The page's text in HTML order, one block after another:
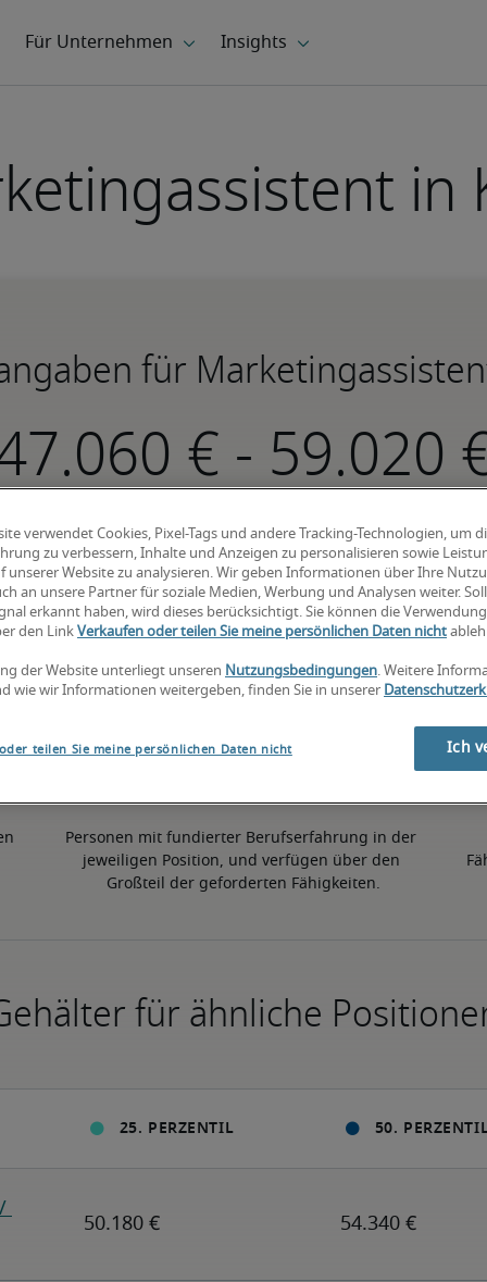
in
für
-
4% höher als der nationale Durchschnitt
50. Perzentil
Personen mit fundierter Berufserfahrung in der
jeweiligen Position, und verfügen über den
Großteil der geforderten Fähigkeiten.
für ähnliche
verwendet Cookies, Pixel-Tags und andere Tracking-Technologien, um
zu verbessern, Inhalte und Anzeigen zu personalisieren sowie
unserer Website zu analysieren. Wir geben Informationen über Ihre
an unsere Partner für soziale Medien, Werbung und Analysen weiter.
erkannt haben, wird dieses berücksichtigt. Sie können die
den Link Verkaufen oder teilen Sie meine persönlichen Daten nicht
der Website unterliegt unseren Nutzungsbedingungen. Weitere
wie wir Informationen weitergeben, finden Sie in unserer
teilen Sie meine persönlichen Daten nicht Ich